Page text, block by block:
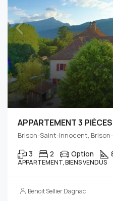
Brison-Saint-Innocent,
3 2 Option
APPARTEMENT, BIENS VENDUS
Benoit Sellier Dagnac